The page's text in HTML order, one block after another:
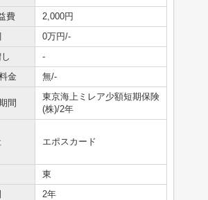
費
2,000円
0万円/-
-
金 無/-
間
東京海上ミレア少額短期保険
(株)/2年
エポスカード
東
2年